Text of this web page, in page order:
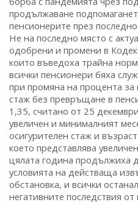
продължаване
пенсионерите през
Не на последно място с
одобрени и промени в
които въведоха трайна
всички пенсионери бяха
при промяна на процента за
стаж без превръщане в
1,35, считано от 25
увеличен и минималният
осигурителен стаж и
което представлява
цялата година продължиха
условията на действаща
обстановка, и всички
негативните последствия